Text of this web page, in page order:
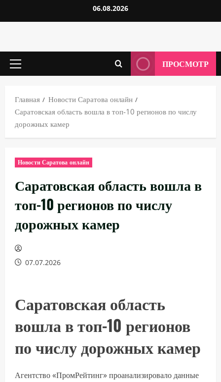
к
06.08.2026
Основное
ПРОСМОТР
Главная
Новости Саратова онлайн
Саратовская область вошла в топ-10 регионов по числу
дорожных камер
Новости Саратова онлайн
Саратовская область вошла в
топ-10 регионов по числу
дорожных камер
07.07.2026
Саратовская область
вошла в топ-10 регионов
по числу дорожных камер
Агентство «ПромРейтинг» проанализировало данные